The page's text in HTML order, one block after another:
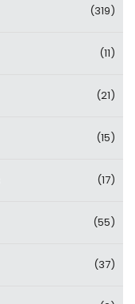
(319)
(11)
(21)
(15)
(17)
(55)
(37)